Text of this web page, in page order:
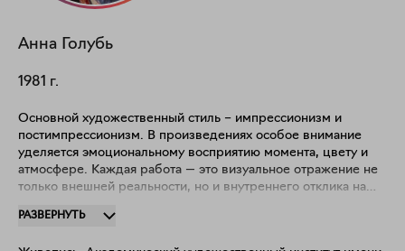
Анна Голубь
1981 г.
Основной художественный стиль – импрессионизм и
постимпрессионизм. В произведениях особое внимание
уделяется эмоциональному восприятию момента, цвету и
атмосфере. Каждая работа — это визуальное отражение не
только внешней реальности, но и внутреннего отклика на
человек как ее неотъемлемая часть. "По настоящему
РАЗВЕРНУТЬ